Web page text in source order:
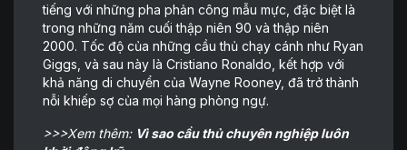
tiếng với những pha phản công mẫu mực, đặc biệt là
trong những năm cuối thập niên 90 và thập niên
2000. Tốc độ của những cầu thủ chạy cánh như Ryan
Giggs, và sau này là Cristiano Ronaldo, kết hợp với
khả năng di chuyển của Wayne Rooney, đã trở thành
nỗi khiếp sợ của mọi hàng phòng ngự.
>>>Xem thêm: Vì sao cầu thủ chuyên nghiệp luôn